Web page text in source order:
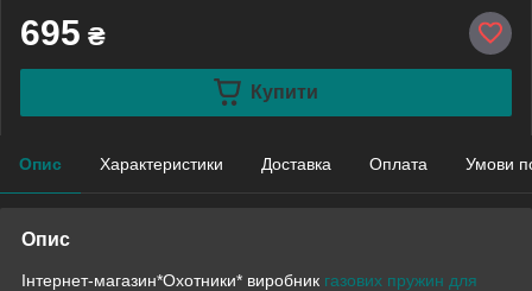
695 ₴
Купити
Опис Характеристики Доставка Оплата Умови
Опис
Інтернет-магазин*Охотники* виробник газових пружин для